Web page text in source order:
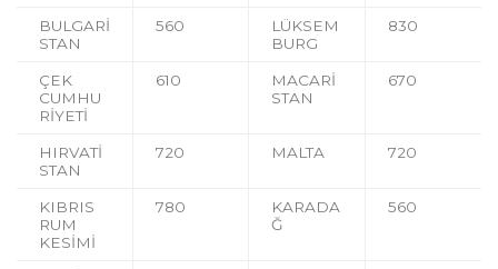
BULGARİ
STAN
560
LÜKSEM
BURG
830
ÇEK
CUMHU
RİYETİ
610
MACARİ
STAN
670
HIRVATİ
STAN
720 MALTA 720
KIBRIS
RUM
KESİMİ
780
KARADA
Ğ
560